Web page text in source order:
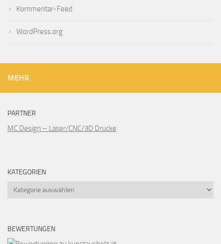
Kommentar-Feed
WordPress.org
MEHR
PARTNER
MC Design – Laser/CNC/3D Drucke
KATEGORIEN
Kategorien
BEWERTUNGEN